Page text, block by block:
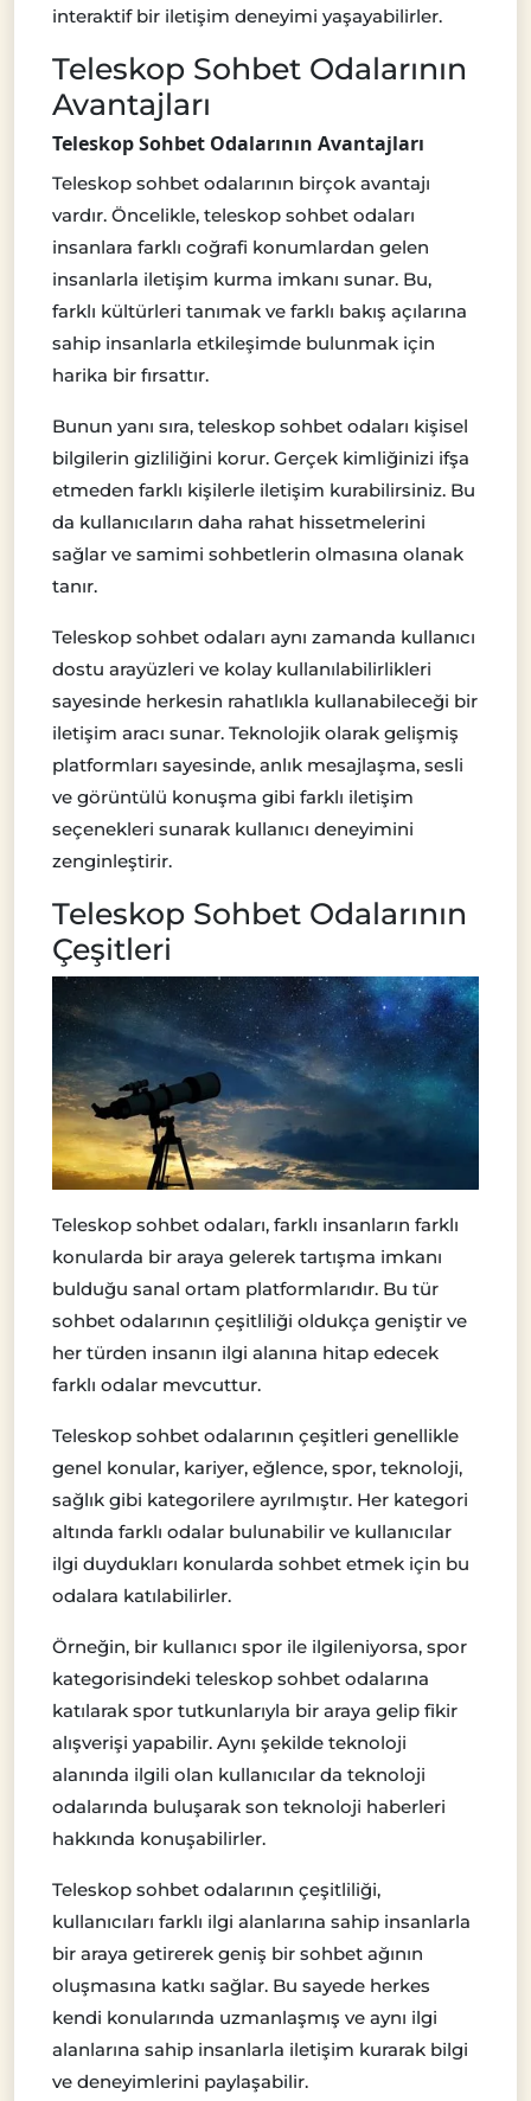
interaktif bir iletişim deneyimi yaşayabilirler.
Teleskop Sohbet Odalarının
Avantajları
Teleskop Sohbet Odalarının Avantajları
Teleskop sohbet odalarının birçok avantajı
vardır. Öncelikle, teleskop sohbet odaları
insanlara farklı coğrafi konumlardan gelen
insanlarla iletişim kurma imkanı sunar. Bu,
farklı kültürleri tanımak ve farklı bakış açılarına
sahip insanlarla etkileşimde bulunmak için
harika bir fırsattır.
Bunun yanı sıra, teleskop sohbet odaları kişisel
bilgilerin gizliliğini korur. Gerçek kimliğinizi ifşa
etmeden farklı kişilerle iletişim kurabilirsiniz. Bu
da kullanıcıların daha rahat hissetmelerini
sağlar ve samimi sohbetlerin olmasına olanak
tanır.
Teleskop sohbet odaları aynı zamanda kullanıcı
dostu arayüzleri ve kolay kullanılabilirlikleri
sayesinde herkesin rahatlıkla kullanabileceği bir
iletişim aracı sunar. Teknolojik olarak gelişmiş
platformları sayesinde, anlık mesajlaşma, sesli
ve görüntülü konuşma gibi farklı iletişim
seçenekleri sunarak kullanıcı deneyimini
zenginleştirir.
Teleskop Sohbet Odalarının
Çeşitleri
Teleskop sohbet odaları, farklı insanların farklı
konularda bir araya gelerek tartışma imkanı
bulduğu sanal ortam platformlarıdır. Bu tür
sohbet odalarının çeşitliliği oldukça geniştir ve
her türden insanın ilgi alanına hitap edecek
farklı odalar mevcuttur.
Teleskop sohbet odalarının çeşitleri genellikle
genel konular, kariyer, eğlence, spor, teknoloji,
sağlık gibi kategorilere ayrılmıştır. Her kategori
altında farklı odalar bulunabilir ve kullanıcılar
ilgi duydukları konularda sohbet etmek için bu
odalara katılabilirler.
Örneğin, bir kullanıcı spor ile ilgileniyorsa, spor
kategorisindeki teleskop sohbet odalarına
katılarak spor tutkunlarıyla bir araya gelip fikir
alışverişi yapabilir. Aynı şekilde teknoloji
alanında ilgili olan kullanıcılar da teknoloji
odalarında buluşarak son teknoloji haberleri
hakkında konuşabilirler.
Teleskop sohbet odalarının çeşitliliği,
kullanıcıları farklı ilgi alanlarına sahip insanlarla
bir araya getirerek geniş bir sohbet ağının
oluşmasına katkı sağlar. Bu sayede herkes
kendi konularında uzmanlaşmış ve aynı ilgi
alanlarına sahip insanlarla iletişim kurarak bilgi
ve deneyimlerini paylaşabilir.